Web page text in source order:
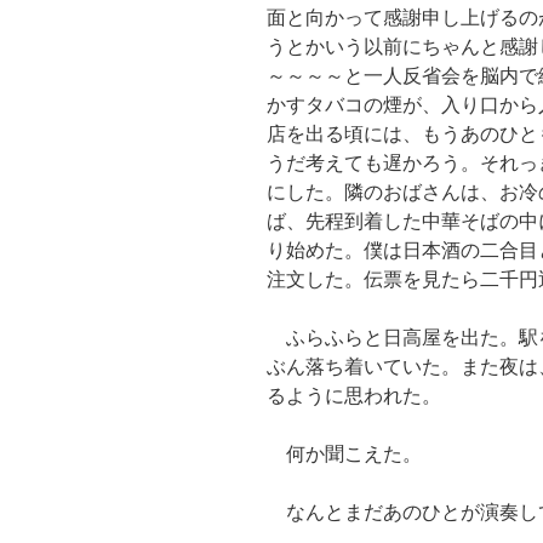
面と向かって感謝申し上げる
うとかいう以前にちゃんと感
～～～～と一人反省会を脳内
かすタバコの煙が、入り口か
店を出る頃には、もうあのひ
うだ考えても遅かろう。それ
にした。隣のおばさんは、お
ば、先程到着した中華そばの
り始めた。僕は日本酒の二合
注文した。伝票を見たら二千
ふらふらと日高屋を出た。駅
ぶん落ち着いていた。また夜
るように思われた。
何か聞こえた。
なんとまだあのひとが演奏し